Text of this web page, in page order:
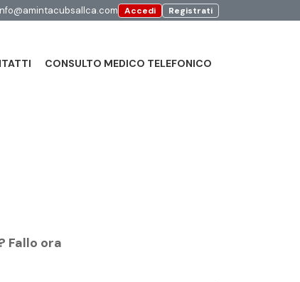
Accedi Registrati
CONSULTO MEDICO TELEFONICO
Fallo ora